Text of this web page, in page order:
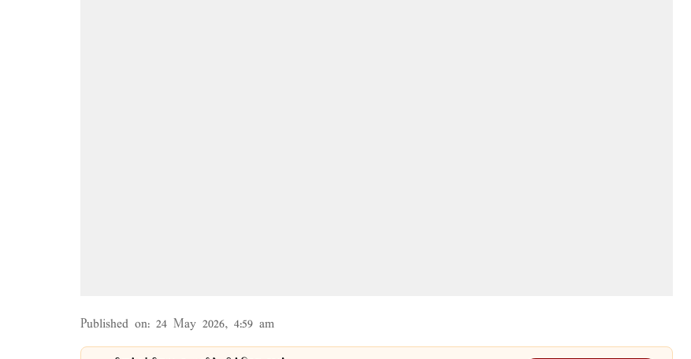
Published on: 24 May 2026, 4:59 am